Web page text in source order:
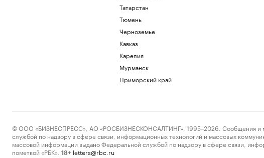
ТАСС узнал о возможности скорого
визита Уиткоффа и Кушнера в Москву
Семь признаков успешного бизнес-
Татарстан
Тюмень
Черноземье
Кавказ
Карелия
Мурманск
Приморский край
© ООО «БИЗНЕСПРЕСС», АО «РОСБИЗНЕСКОНСАЛТИНГ», 1995–2026. Сообщения и
службой по надзору в сфере связи, информационных технологий и массовых
массовой информации выдано Федеральной службой по надзору в сфере связи,
пометкой «РБК».
18+ letters@rbc.ru